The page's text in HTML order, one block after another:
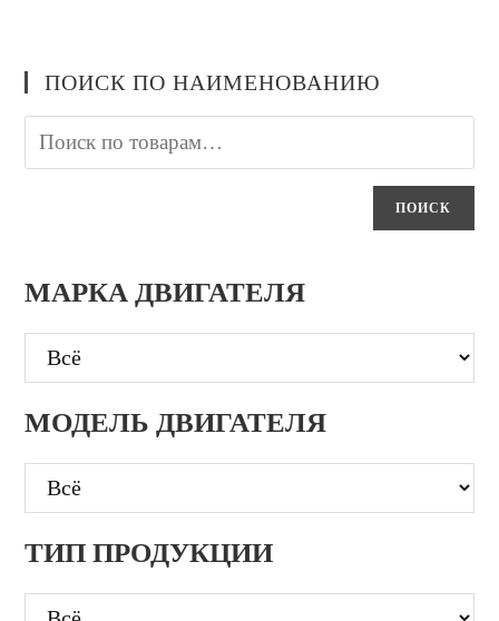
ПОИСК ПО НАИМЕНОВАНИЮ
ПОИСК
МАРКА ДВИГАТЕЛЯ
МОДЕЛЬ ДВИГАТЕЛЯ
ТИП ПРОДУКЦИИ